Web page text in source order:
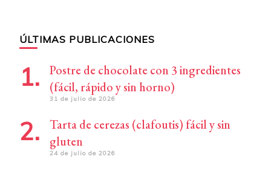
ÚLTIMAS PUBLICACIONES
Postre de chocolate con 3 ingredientes
(fácil, rápido y sin horno)
31 de julio de 2026
Tarta de cerezas (clafoutis) fácil y sin
gluten
24 de julio de 2026